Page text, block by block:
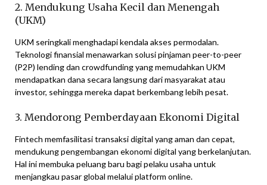
2. Mendukung Usaha Kecil dan Menengah
(UKM)
UKM seringkali menghadapi kendala akses permodalan.
Teknologi finansial menawarkan solusi pinjaman peer-to-peer
(P2P) lending dan crowdfunding yang memudahkan UKM
mendapatkan dana secara langsung dari masyarakat atau
investor, sehingga mereka dapat berkembang lebih pesat.
3. Mendorong Pemberdayaan Ekonomi Digital
Fintech memfasilitasi transaksi digital yang aman dan cepat,
mendukung pengembangan ekonomi digital yang berkelanjutan.
Hal ini membuka peluang baru bagi pelaku usaha untuk
menjangkau pasar global melalui platform online.